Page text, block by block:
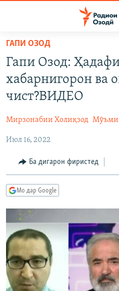
Ҷаҳиш
мояи
аслӣ
феҳристи
Ҷаҳиш
ҷустор
СИЁСАТ
ИҚТИСОД
ҚАЗИЯИ "КРОКУС"
ОСИЁИ МАРКАЗӢ
ФАРҲАНГ
ВАРЗИШ
ГАПИ ОЗОД
РӮЗГОРИ МУҲОҶИР
ТАҲҚИҚОТ
ҶАНГ ДАР УКРАИНА
НАЗАРИ МАРДУМ
ОЗОДӢ ОНЛАЙН
ВИДЕО
НИГОРИСТОН
ГУЗОРИШҲОИ РАДИОӢ
РӮЙХАТҲО
КИТОБҲОИ ОЗОДӢ
Русский
ПАЙГИРӢ КУНЕД
ГАПИ ОЗОД
Гапи Озод:
хабарнигорон ва
чист?ВИДЕО
Мирзонабии Холиқзод
Июл 16, 2022
Ба дигарон фиристед
Мо дар Google